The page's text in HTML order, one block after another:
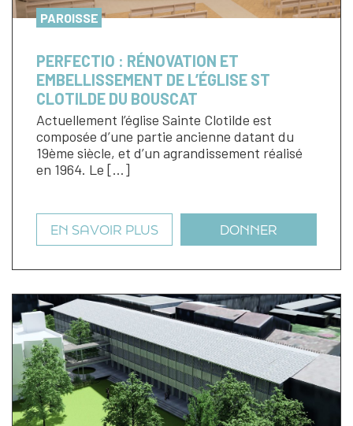
PAROISSE
PERFECTIO : RÉNOVATION ET
EMBELLISSEMENT DE L’ÉGLISE ST
CLOTILDE DU BOUSCAT
Actuellement l’église Sainte Clotilde est
composée d’une partie ancienne datant du
19ème siècle, et d’un agrandissement réalisé
en 1964. Le […]
EN SAVOIR PLUS DONNER